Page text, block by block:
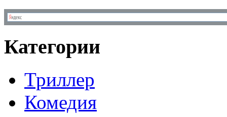
Категории
Триллер
Комедия